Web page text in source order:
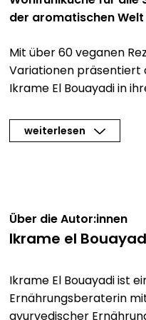
der aromatischen
Mit über 60 veganen
Variationen präsentiert
Ikrame El Bouayadi in
Dabei dienten die
Mutter Fatima als
tatkräftige Ratgeberin
Authentizität der
stellen.
Das vegane
Taboule, Mezze, Tajine
weiterlesen
Über die Autor:innen
Ikrame el
Ikrame El Bouayadi ist
Ernährungsberaterin
ayurvedischer